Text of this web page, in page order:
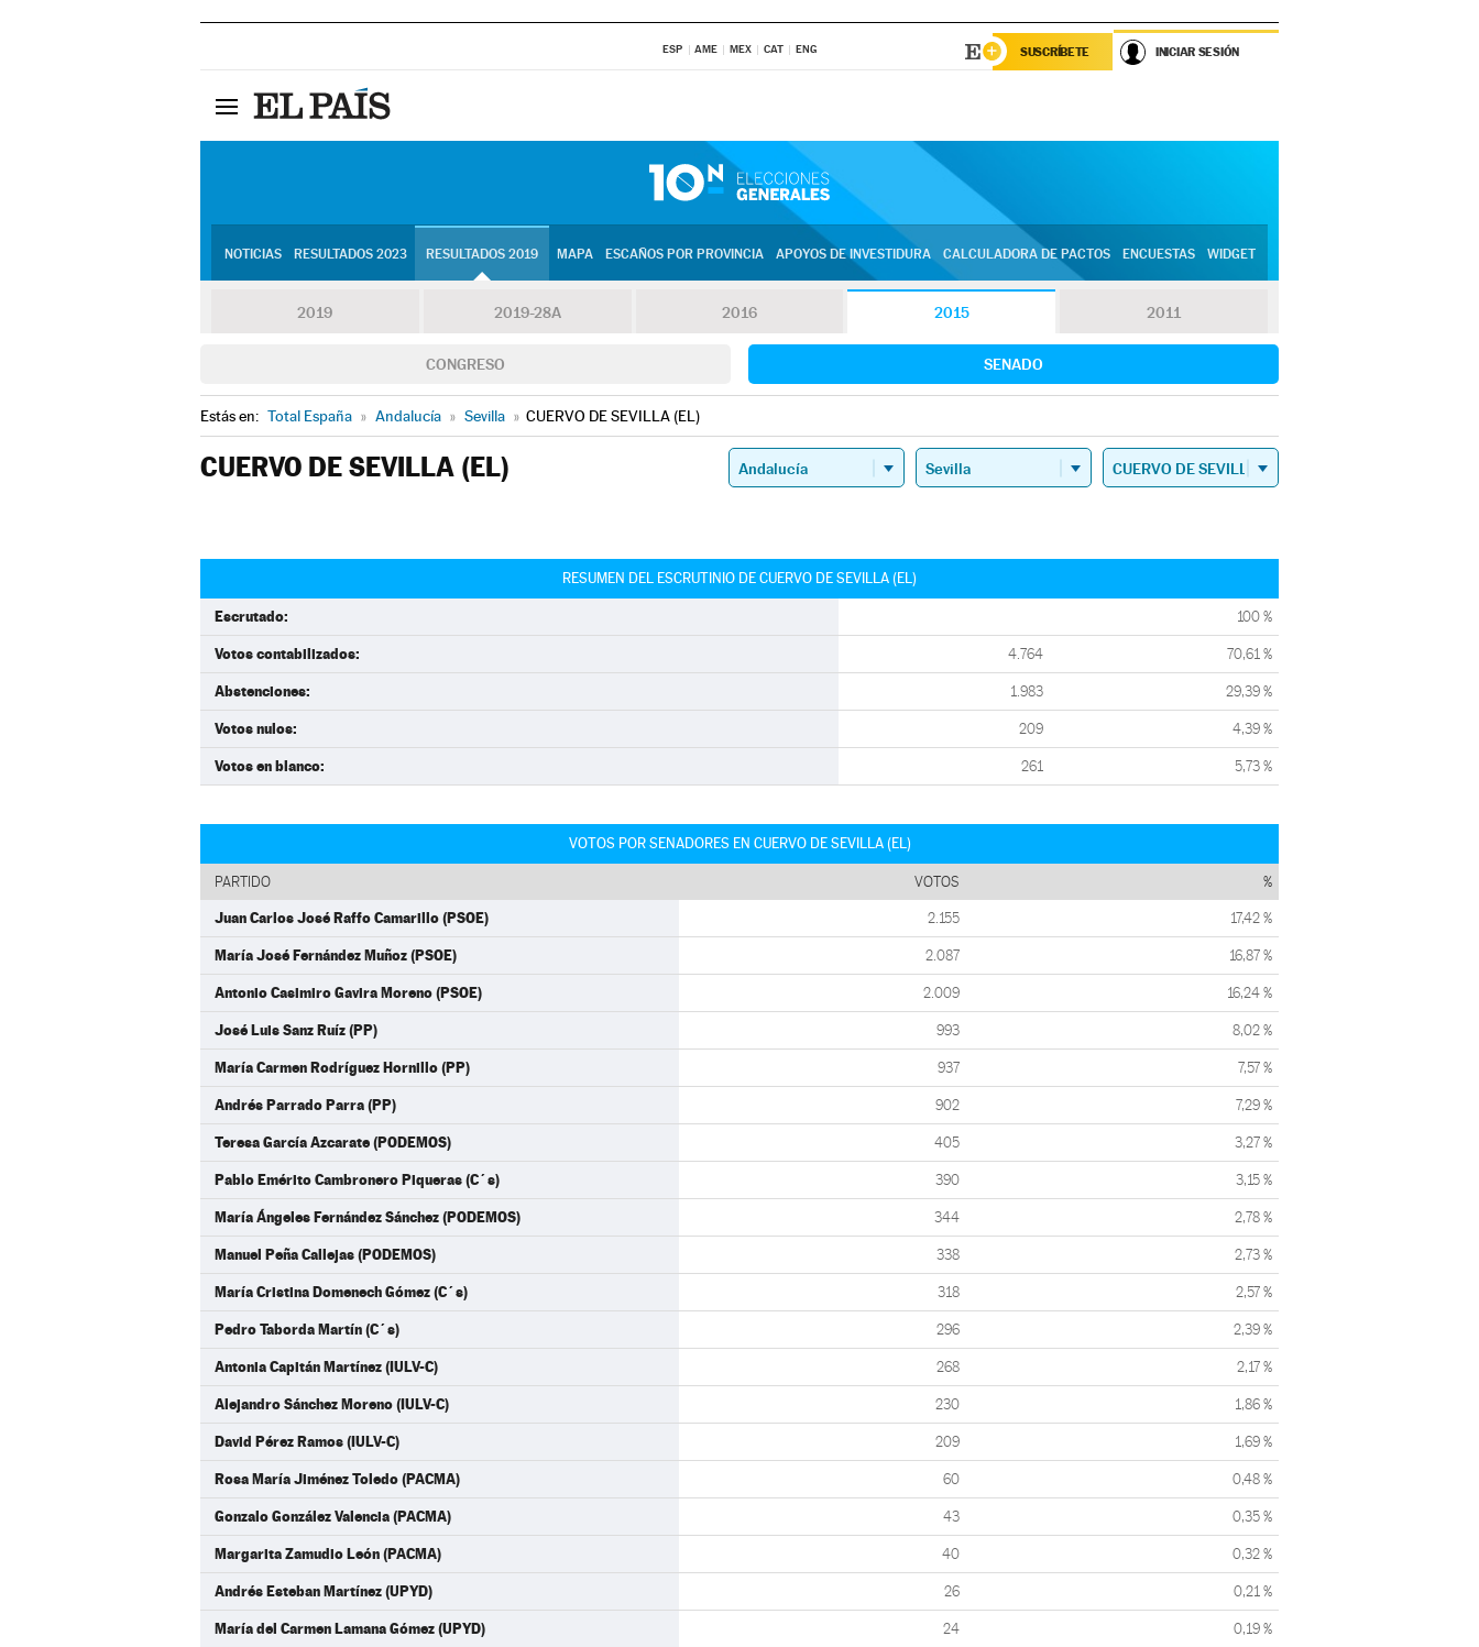
ESP AME MEX CAT ENG SUSCRÍBETE INICIAR SESIÓN
NOTICIAS RESULTADOS 2023 RESULTADOS 2019 MAPA ESCAÑOS POR PROVINCIA APOYOS DE INVESTIDURA CALCULADORA DE PACTOS ENCUESTAS WIDGET
2019 2019-28A 2016 2015 2011
CONGRESO SENADO
Estás en: Total España » Andalucía » Sevilla » CUERVO DE SEVILLA (EL)
CUERVO DE SEVILLA (EL)
RESUMEN DEL ESCRUTINIO DE CUERVO DE SEVILLA (EL)
Escrutado: 100 %
Votos contabilizados: 4.764 70,61 %
Abstenciones: 1.983 29,39 %
Votos nulos: 209 4,39 %
Votos en blanco: 261 5,73 %
VOTOS POR SENADORES EN CUERVO DE SEVILLA (EL)
PARTIDO VOTOS %
Juan Carlos José Raffo Camarillo (PSOE) 2.155 17,42 %
María José Fernández Muñoz (PSOE) 2.087 16,87 %
Antonio Casimiro Gavira Moreno (PSOE) 2.009 16,24 %
José Luis Sanz Ruíz (PP) 993 8,02 %
María Carmen Rodríguez Hornillo (PP) 937 7,57 %
Andrés Parrado Parra (PP) 902 7,29 %
Teresa García Azcarate (PODEMOS) 405 3,27 %
Pablo Emérito Cambronero Piqueras (C´s) 390 3,15 %
María Ángeles Fernández Sánchez (PODEMOS) 344 2,78 %
Manuel Peña Callejas (PODEMOS) 338 2,73 %
María Cristina Domenech Gómez (C´s) 318 2,57 %
Pedro Taborda Martín (C´s) 296 2,39 %
Antonia Capitán Martínez (IULV-C) 268 2,17 %
Alejandro Sánchez Moreno (IULV-C) 230 1,86 %
David Pérez Ramos (IULV-C) 209 1,69 %
Rosa María Jiménez Toledo (PACMA) 60 0,48 %
Gonzalo González Valencia (PACMA) 43 0,35 %
Margarita Zamudio León (PACMA) 40 0,32 %
Andrés Esteban Martínez (UPYD) 26 0,21 %
María del Carmen Lamana Gómez (UPYD) 24 0,19 %